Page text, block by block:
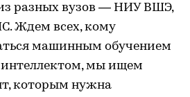
разных вузов — НИУ ВШЭ,
Ждем всех, кому
машинным обучением
мы ищем
которым нужна